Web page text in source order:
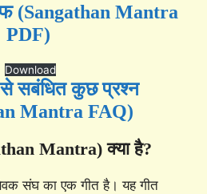
(Sangathan Mantra
PDF)
Download
सबंधित कुछ प्रश्न
Mantra FAQ)
Mantra) क्या है?
संघ का एक गीत है। यह गीत